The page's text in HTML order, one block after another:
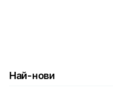
Най-нови